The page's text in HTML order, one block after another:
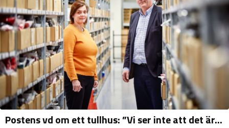
Postens vd om ett tullhus: ”Vi ser inte att det är...